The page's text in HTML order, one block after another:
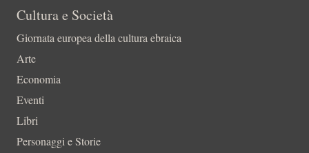
Cultura e Società
Giornata europea della cultura ebraica
Arte
Economia
Eventi
Libri
Personaggi e Storie